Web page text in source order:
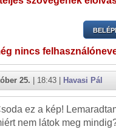
nincs
25. | 18:43 | Havasi Pál
ez a kép!
nem látok meg